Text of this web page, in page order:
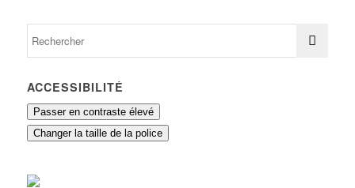
ACCESSIBILITÉ
Passer en contraste élevé
Changer la taille de la police